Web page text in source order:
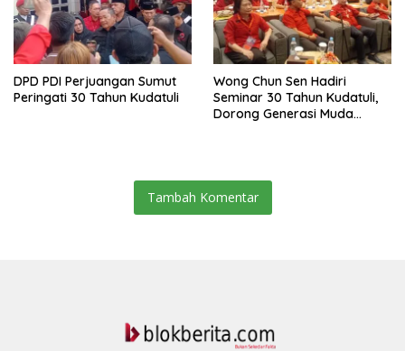
DPD PDI Perjuangan Sumut
Peringati 30 Tahun Kudatuli
Wong Chun Sen Hadiri
Seminar 30 Tahun Kudatuli,
Dorong Generasi Muda
Tambah Komentar